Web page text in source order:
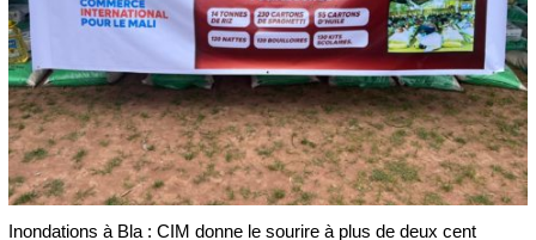
Inondations à Bla : CIM donne le sourire à plus de deux cent